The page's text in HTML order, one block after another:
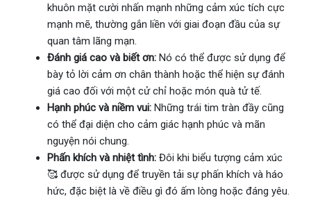
khuôn mặt cười nhấn mạnh những cảm xúc tích cực
mạnh mẽ, thường gắn liền với giai đoạn đầu của sự
quan tâm lãng mạn.
Đánh giá cao và biết ơn: Nó có thể được sử dụng để
bày tỏ lời cảm ơn chân thành hoặc thể hiện sự đánh
giá cao đối với một cử chỉ hoặc món quà tử tế.
Hạnh phúc và niềm vui: Những trái tim tràn đầy cũng
có thể đại diện cho cảm giác hạnh phúc và mãn
nguyện nói chung.
Phấn khích và nhiệt tình: Đôi khi biểu tượng cảm xúc
🥰 được sử dụng để truyền tải sự phấn khích và háo
hức, đặc biệt là về điều gì đó ấm lòng hoặc đáng yêu.